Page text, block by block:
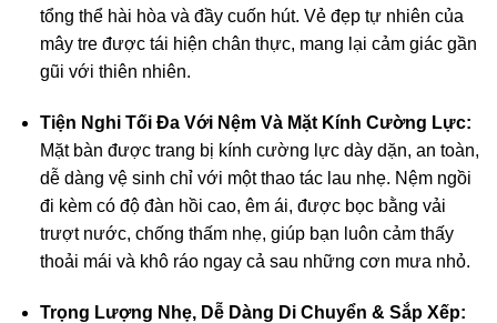
tổng thể hài hòa và đầy cuốn hút. Vẻ đẹp tự nhiên của
mây tre được tái hiện chân thực, mang lại cảm giác gần
gũi với thiên nhiên.
Tiện Nghi Tối Đa Với Nệm Và Mặt Kính Cường Lực:
Mặt bàn được trang bị kính cường lực dày dặn, an toàn,
dễ dàng vệ sinh chỉ với một thao tác lau nhẹ. Nệm ngồi
đi kèm có độ đàn hồi cao, êm ái, được bọc bằng vải
trượt nước, chống thấm nhẹ, giúp bạn luôn cảm thấy
thoải mái và khô ráo ngay cả sau những cơn mưa nhỏ.
Trọng Lượng Nhẹ, Dễ Dàng Di Chuyển & Sắp Xếp: